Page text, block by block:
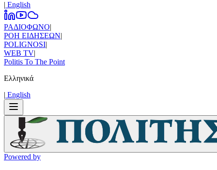
| Εnglish
ΡΑΔΙΟΦΩΝΟ|
ΡΟΗ ΕΙΔΗΣΕΩΝ|
POLIGNOSI|
WEB TV|
Politis To The Point
Ελληνικά
| Εnglish
Powered by